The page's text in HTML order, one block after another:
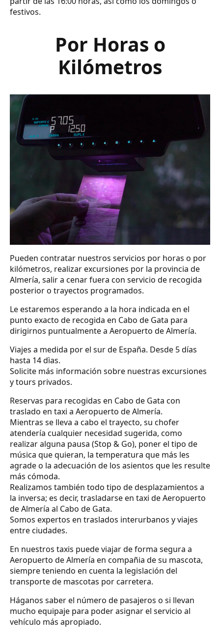
festivos.
Por Horas o
Kilómetros
Pueden contratar nuestros servicios por horas o por
kilómetros, realizar excursiones por la provincia de
Almería, salir a cenar fuera con servicio de recogida
posterior o trayectos programados.
Le estaremos esperando a la hora indicada en el
punto exacto de recogida en Cabo de Gata para
dirigirnos puntualmente a Aeropuerto de Almería.
Viajes a medida por el sur de España. Desde 5 días
hasta 14 dìas.
Solicite más información sobre nuestras excursiones
y tours privados.
Reservas para recogidas en Cabo de Gata con
traslado en taxi a Aeropuerto de Almería.
Mientras se lleva a cabo el trayecto, su chofer
atendería cualquier necesidad sugerida, como
realizar alguna pausa (Stop & Go), poner el tipo de
música que quieran, la temperatura que más les
agrade o la adecuación de los asientos que les resulte
más cómoda.
Realizamos también todo tipo de desplazamientos a
la inversa; es decir, trasladarse en taxi de Aeropuerto
de Almería al Cabo de Gata.
Somos expertos en traslados interurbanos y viajes
entre ciudades.
En nuestros taxis puede viajar de forma segura a
Aeropuerto de Almería en compañia de su mascota,
siempre teniendo en cuenta la legislación del
transporte de mascotas por carretera.
Háganos saber el número de pasajeros o si llevan
mucho equipaje para poder asignar el servicio al
vehículo más apropiado.